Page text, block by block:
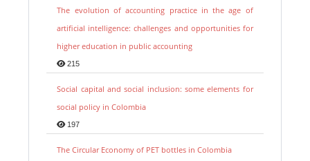
The evolution of accounting practice in the age of
artificial intelligence: challenges and opportunities for
higher education in public accounting
215
Social capital and social inclusion: some elements for
social policy in Colombia
197
The Circular Economy of PET bottles in Colombia